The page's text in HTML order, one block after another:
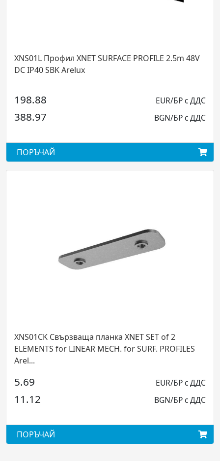
Профил XNET SURFACE PROFILE 2.5m 48V
SBK Arelux
EUR/БР с ДДС
BGN/БР с ДДС
Свързваща планка XNET SET of 2
for LINEAR MECH. for SURF. PROFILES
EUR/БР с ДДС
BGN/БР с ДДС
98.99
FOR
3.86
7.56